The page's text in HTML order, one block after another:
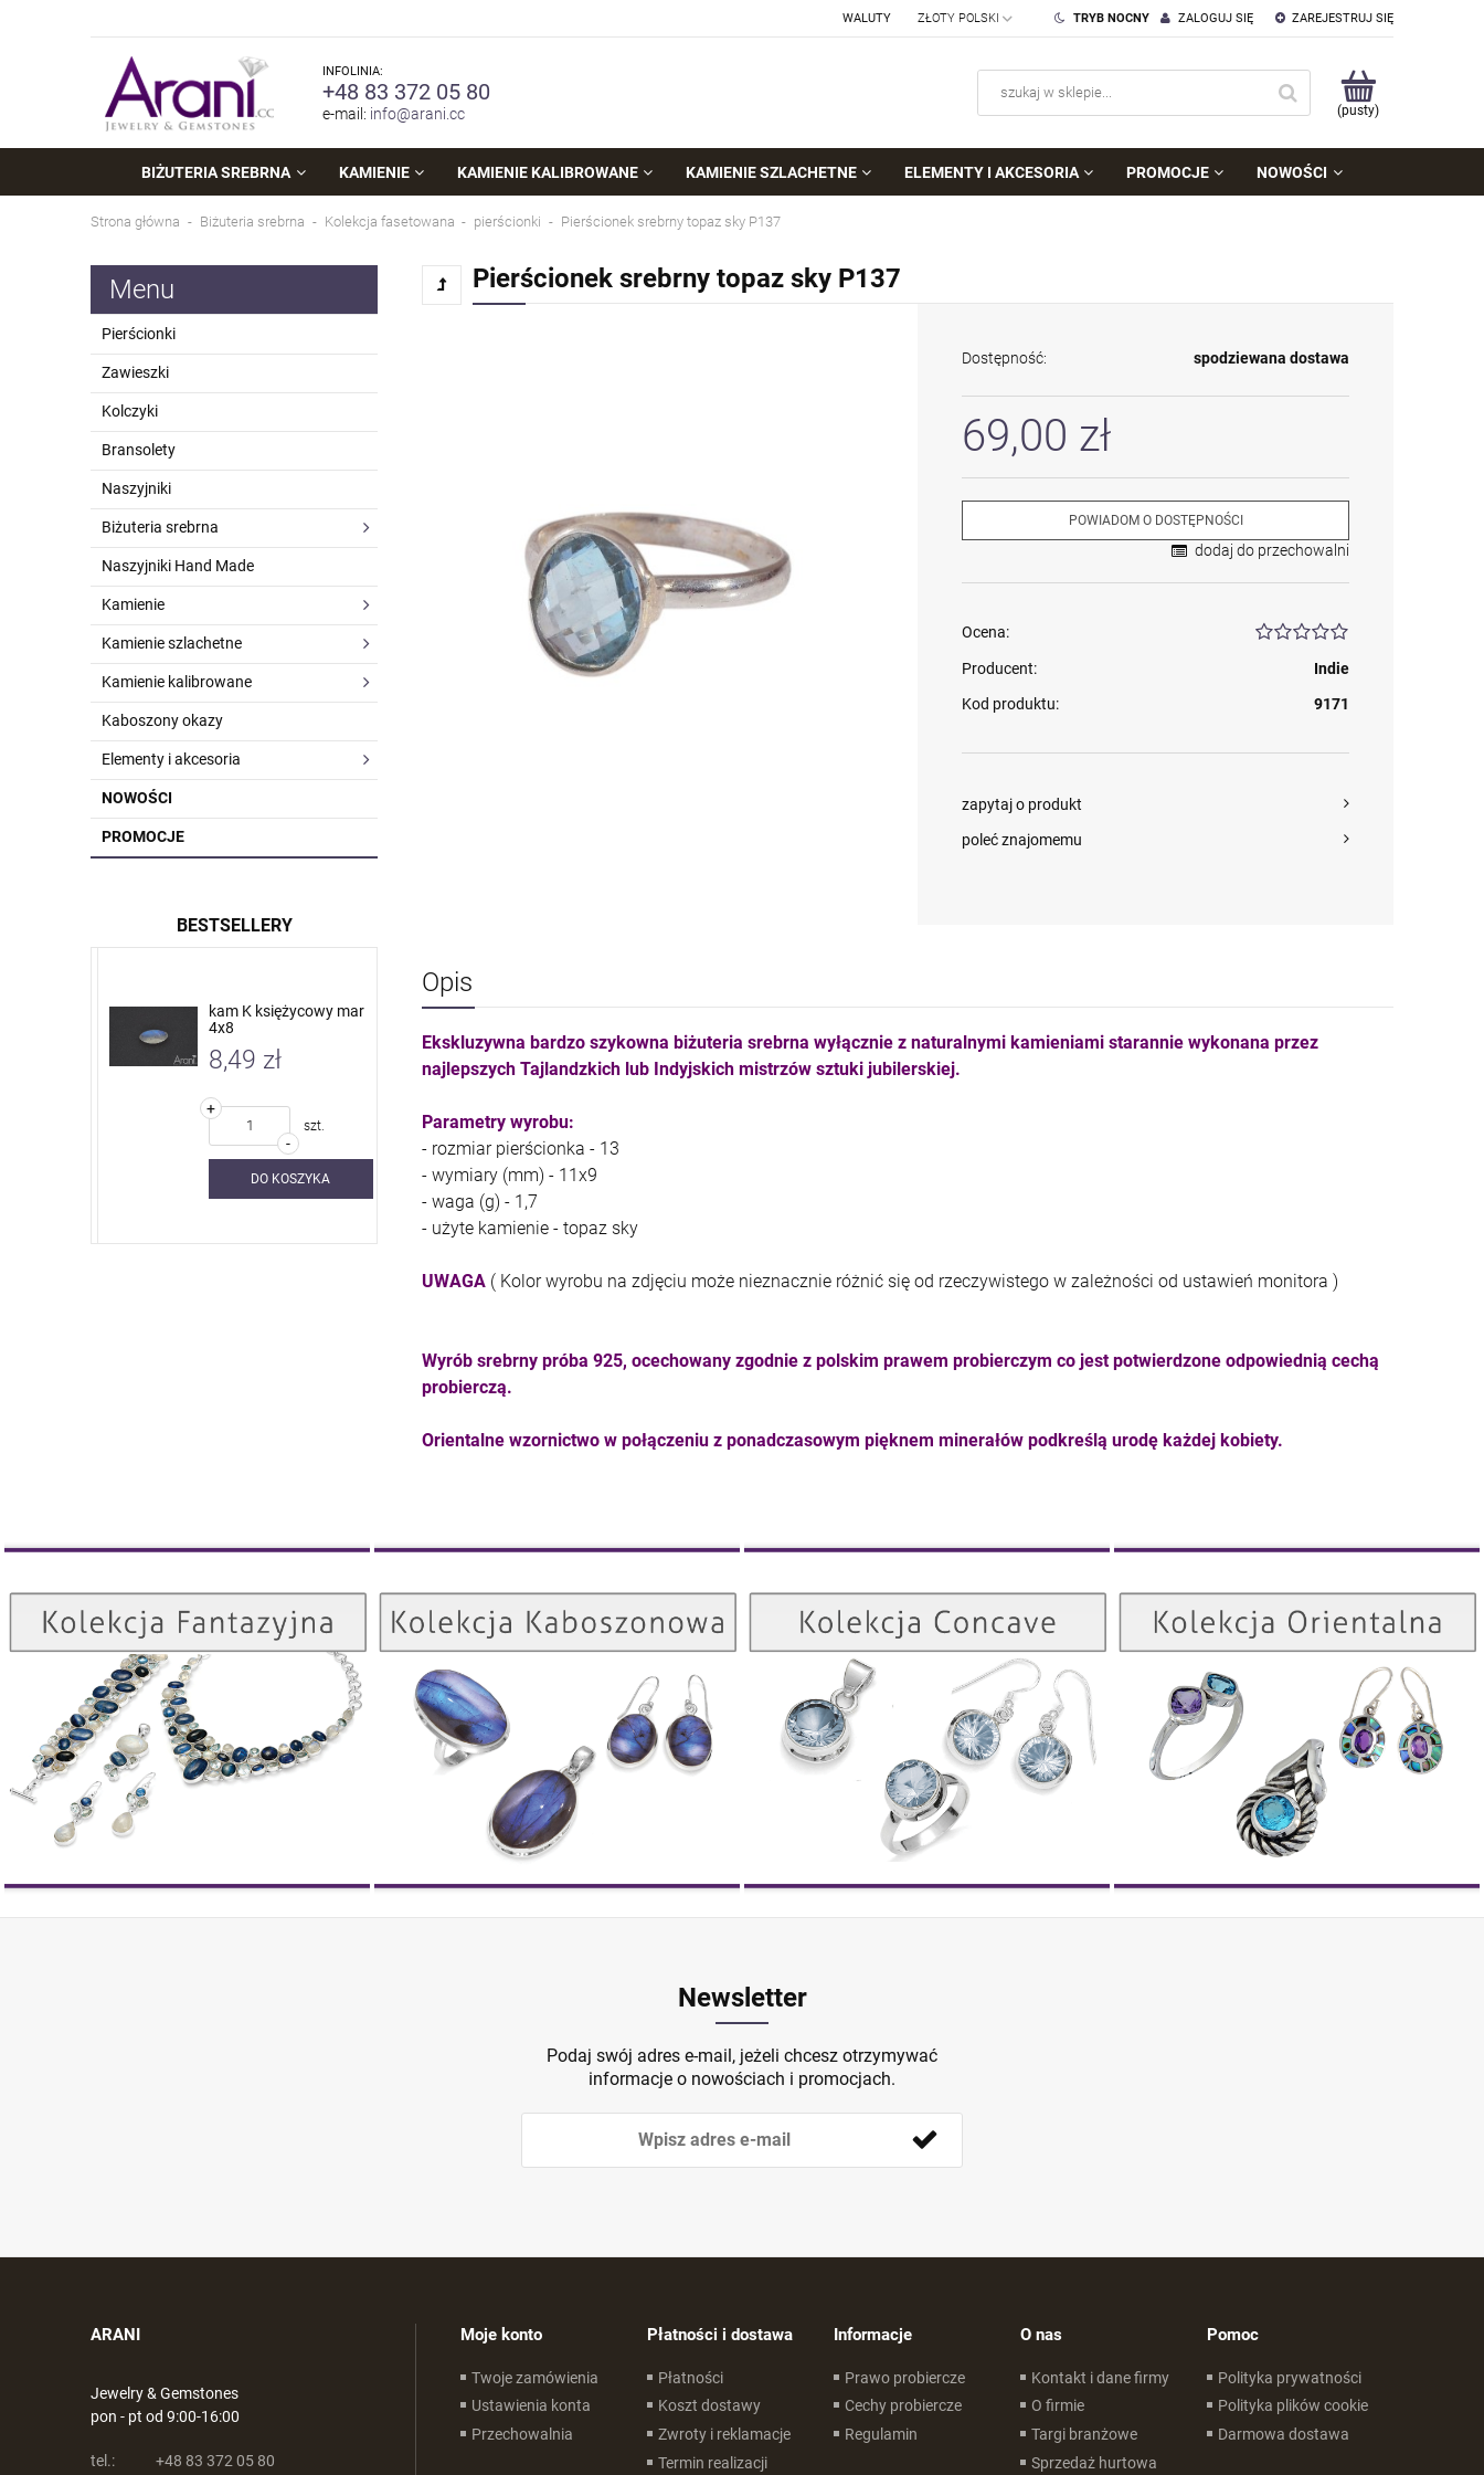
ZAREJESTRUJ SIĘ
ZALOGUJ SIĘ
TRYB NOCNY
WALUTY
INFOLINIA:
+48 83 372 05 80
e-mail: info@arani.cc (pusty)
BIŻUTERIA SREBRNA KAMIENIE KAMIENIE KALIBROWANE KAMIENIE SZLACHETNE ELEMENTY I AKCESORIA PROMOCJE NOWOŚCI
Strona główna Biżuteria srebrna Kolekcja fasetowana pierścionki Pierścionek srebrny topaz sky P137
Menu
Pierścionki
Zawieszki
Kolczyki
Bransolety
Naszyjniki
Biżuteria srebrna
Naszyjniki Hand Made
Kamienie
Kamienie szlachetne
Kamienie kalibrowane
Kaboszony okazy
Elementy i akcesoria
NOWOŚCI
PROMOCJE
BESTSELLERY
kam K księżycowy mar
4x8
8,49 zł
+
szt.
DO KOSZYKA
kam F granat okr 3
4,71 zł
-
DO KOSZYKA
kam F ametyst afr. okr 3
7,11 zł
Pierścionek srebrny topaz sky P137
Dostępność: spodziewana dostawa
69,00 zł
POWIADOM O DOSTĘPNOŚCI
dodaj do przechowalni
Ocena:
Producent:
Indie
Kod produktu:
9171
zapytaj o produkt
poleć znajomemu
Opis
Ekskluzywna bardzo szykowna biżuteria srebrna wyłącznie z naturalnymi kamieniami starannie wykonana przez
najlepszych Tajlandzkich lub Indyjskich mistrzów sztuki jubilerskiej.
Parametry wyrobu:
- rozmiar pierścionka - 13
- wymiary (mm) - 11x9
- waga (g) - 1,7
- użyte kamienie - topaz sky
UWAGA ( Kolor wyrobu na zdjęciu może nieznacznie różnić się od rzeczywistego w zależności od ustawień monitora )
Wyrób srebrny próba 925, ocechowany zgodnie z polskim prawem probierczym co jest potwierdzone odpowiednią cechą
probierczą.
Orientalne wzornictwo w połączeniu z ponadczasowym pięknem minerałów podkreślą urodę każdej kobiety.
Kolekcja Fantazyjna
ZOBACZ
Kolekcja Kaboszonowa
ZOBACZ
Kolekcja Concave
ZOBACZ
Kolekcja Orientalna
ZOBACZ
Newsletter
Podaj swój adres e-mail, jeżeli chcesz otrzymywać
informacje o nowościach i promocjach.
ARANI
Jewelry & Gemstones
pon - pt od 9:00-16:00
tel.: +48 83 372 05 80
Moje konto
Twoje zamówienia
Ustawienia konta
Przechowalnia
Płatności i dostawa
Płatności
Koszt dostawy
Zwroty i reklamacje
Termin realizacji
Informacje
Prawo probiercze
Cechy probiercze
Regulamin
O nas
Kontakt i dane firmy
O firmie
Targi branżowe
Sprzedaż hurtowa
Pomoc
Polityka prywatności
Polityka plików cookie
Darmowa dostawa